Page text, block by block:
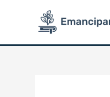
navigation